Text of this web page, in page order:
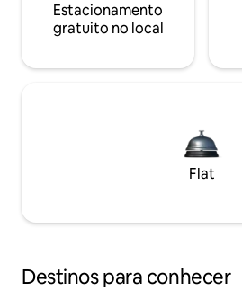
Estacionamento
gratuito no local
Flat
Destinos para conhecer